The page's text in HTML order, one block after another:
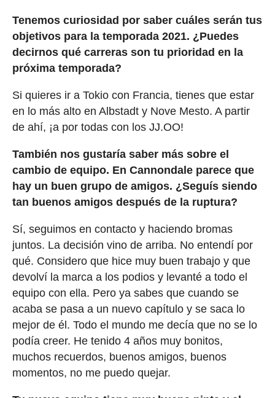
Tenemos curiosidad por saber cuáles serán tus
objetivos para la temporada 2021. ¿Puedes
decirnos qué carreras son tu prioridad en la
próxima temporada?
Si quieres ir a Tokio con Francia, tienes que estar
en lo más alto en Albstadt y Nove Mesto. A partir
de ahí, ¡a por todas con los JJ.OO!
También nos gustaría saber más sobre el
cambio de equipo. En Cannondale parece que
hay un buen grupo de amigos. ¿Seguís siendo
tan buenos amigos después de la ruptura?
Sí, seguimos en contacto y haciendo bromas
juntos. La decisión vino de arriba. No entendí por
qué. Considero que hice muy buen trabajo y que
devolví la marca a los podios y levanté a todo el
equipo con ella. Pero ya sabes que cuando se
acaba se pasa a un nuevo capítulo y se saca lo
mejor de él. Todo el mundo me decía que no se lo
podía creer. He tenido 4 años muy bonitos,
muchos recuerdos, buenos amigos, buenos
momentos, no me puedo quejar.